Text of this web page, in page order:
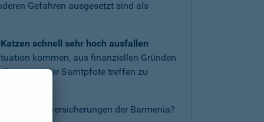
Gefahren ausgesetzt sind als
schnell sehr hoch ausfallen
kommen, aus finanziellen Gründen
der Samtpfote treffen zu
Katzenversicherungen der Barmenia?